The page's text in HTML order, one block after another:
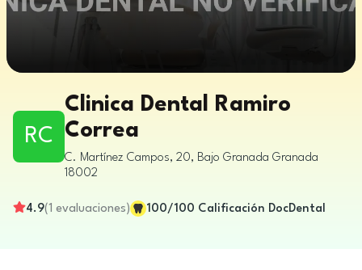
RC
Clinica Dental Ramiro
Correa
C. Martínez Campos, 20, Bajo Granada Granada
18002
4.9(1 evaluaciones) 100/100 Calificación DocDental